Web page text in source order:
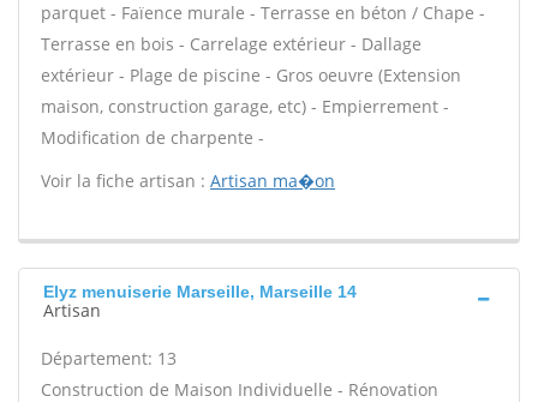
parquet - Faïence murale - Terrasse en béton / Chape -
Terrasse en bois - Carrelage extérieur - Dallage
extérieur - Plage de piscine - Gros oeuvre (Extension
maison, construction garage, etc) - Empierrement -
Modification de charpente -
Voir la fiche artisan : Artisan ma�on
Elyz menuiserie Marseille, Marseille 14
Artisan
Département: 13
Construction de Maison Individuelle - Rénovation